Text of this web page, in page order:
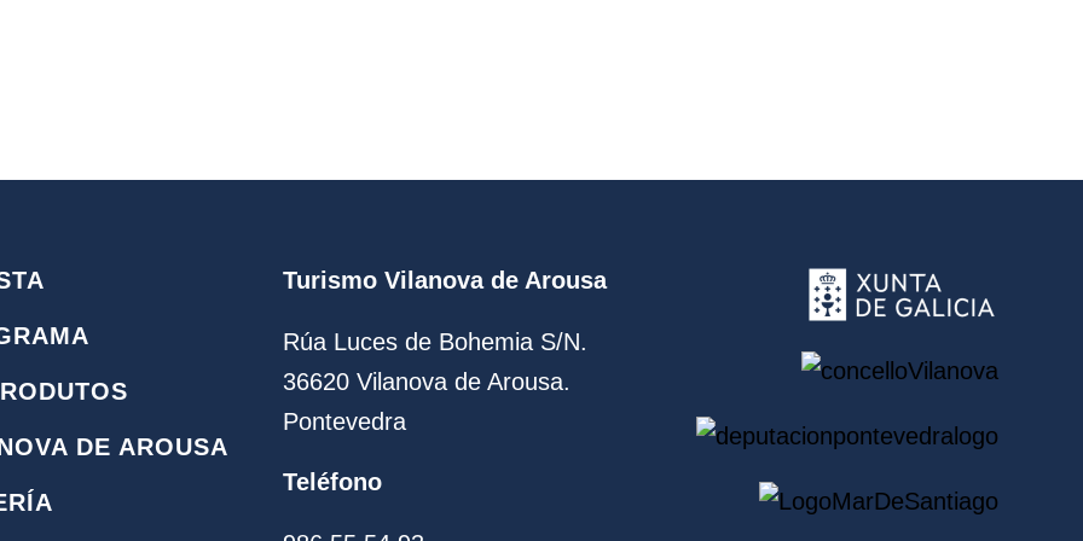
DE AROUSA
Turismo Vilanova de Arousa
Rúa Luces de Bohemia S/N.
36620 Vilanova de Arousa.
Pontevedra
Teléfono